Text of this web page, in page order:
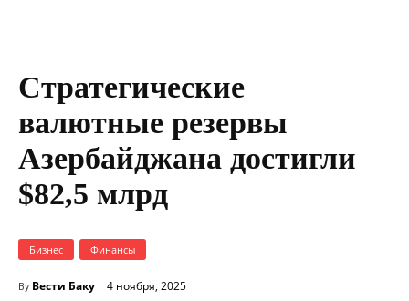
Стратегические
валютные резервы
Азербайджана достигли
$82,5 млрд
Бизнес Финансы
By Вести Баку 4 ноября, 2025